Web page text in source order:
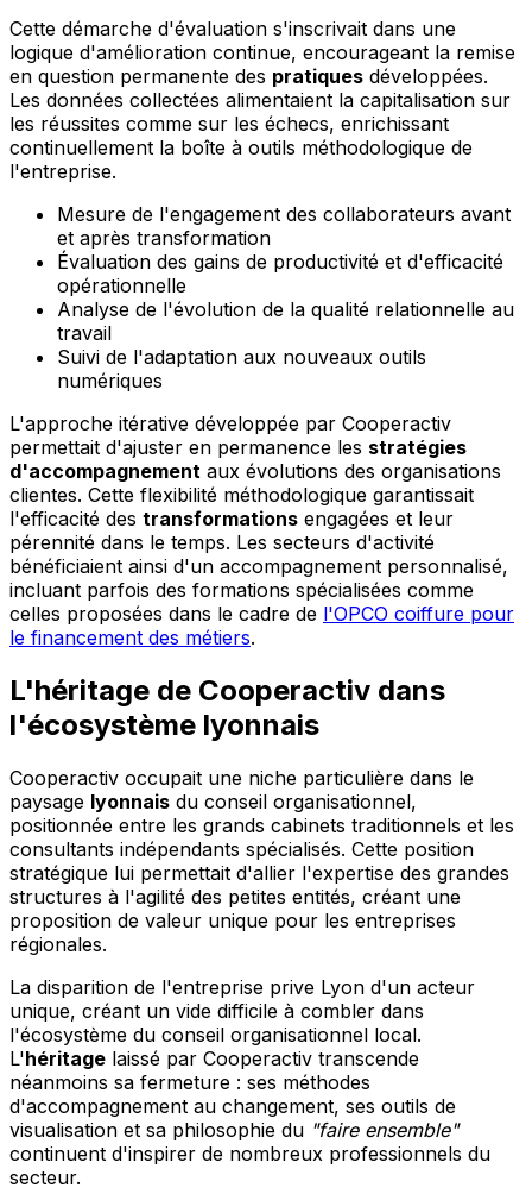
Cette démarche d'évaluation s'inscrivait dans une
logique d'amélioration continue, encourageant la remise
en question permanente des pratiques développées.
Les données collectées alimentaient la capitalisation sur
les réussites comme sur les échecs, enrichissant
continuellement la boîte à outils méthodologique de
l'entreprise.
Mesure de l'engagement des collaborateurs avant
et après transformation
Évaluation des gains de productivité et d'efficacité
opérationnelle
Analyse de l'évolution de la qualité relationnelle au
travail
Suivi de l'adaptation aux nouveaux outils
numériques
L'approche itérative développée par Cooperactiv
permettait d'ajuster en permanence les stratégies
d'accompagnement aux évolutions des organisations
clientes. Cette flexibilité méthodologique garantissait
l'efficacité des transformations engagées et leur
pérennité dans le temps. Les secteurs d'activité
bénéficiaient ainsi d'un accompagnement personnalisé,
incluant parfois des formations spécialisées comme
celles proposées dans le cadre de l'OPCO coiffure pour
le financement des métiers.
L'héritage de Cooperactiv dans
l'écosystème lyonnais
Cooperactiv occupait une niche particulière dans le
paysage lyonnais du conseil organisationnel,
positionnée entre les grands cabinets traditionnels et les
consultants indépendants spécialisés. Cette position
stratégique lui permettait d'allier l'expertise des grandes
structures à l'agilité des petites entités, créant une
proposition de valeur unique pour les entreprises
régionales.
La disparition de l'entreprise prive Lyon d'un acteur
unique, créant un vide difficile à combler dans
l'écosystème du conseil organisationnel local.
L'héritage laissé par Cooperactiv transcende
néanmoins sa fermeture : ses méthodes
d'accompagnement au changement, ses outils de
visualisation et sa philosophie du "faire ensemble"
continuent d'inspirer de nombreux professionnels du
secteur.